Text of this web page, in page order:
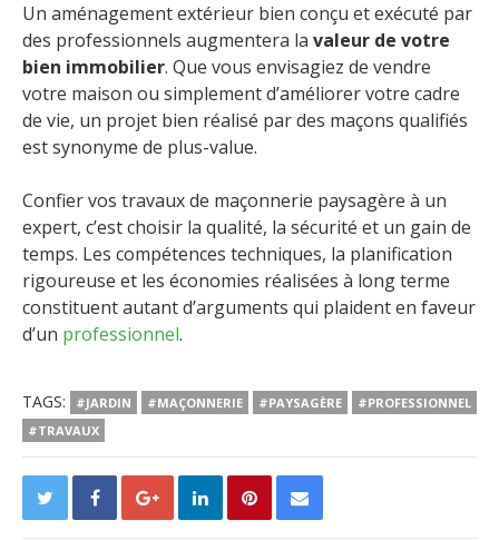
Un aménagement extérieur bien conçu et exécuté par
des professionnels augmentera la valeur de votre
bien immobilier. Que vous envisagiez de vendre
votre maison ou simplement d’améliorer votre cadre
de vie, un projet bien réalisé par des maçons qualifiés
est synonyme de plus-value.
Confier vos travaux de maçonnerie paysagère à un
expert, c’est choisir la qualité, la sécurité et un gain de
temps. Les compétences techniques, la planification
rigoureuse et les économies réalisées à long terme
constituent autant d’arguments qui plaident en faveur
d’un professionnel.
TAGS: #JARDIN #MAÇONNERIE #PAYSAGÈRE
#PROFESSIONNEL
#TRAVAUX